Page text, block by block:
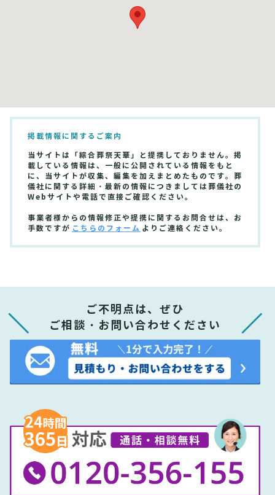
掲載情報に関するご案内
当サイトは「綜合葬祭天華」と提携しておりません。掲
載している情報は、一般に公開されている情報をもと
に、当サイトが収集、編集を加えまとめたものです。葬
儀社に関する詳細・最新の情報につきましては葬儀社の
Webサイトや電話で直接ご確認ください。
事業者様からの情報修正や提携に関するお問合せは、お
手数ですが こちらのフォーム よりご連絡ください。
ご不明点は、ぜひ
ご相談・お問い合わせください